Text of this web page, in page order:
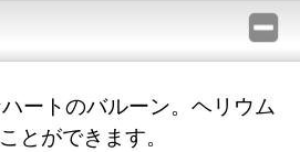
ートのバルーン。ヘリウム
とができます。